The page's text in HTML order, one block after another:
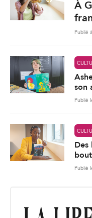
À
Publié
son
Publié
Des
Publié